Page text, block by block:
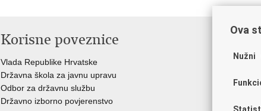
Korisne poveznice
Vlada Republike Hrvatske
Državna škola za javnu upravu
Odbor za državnu službu
Državno izborno povjerenstvo
Portal
Ured
Ova
Nužni